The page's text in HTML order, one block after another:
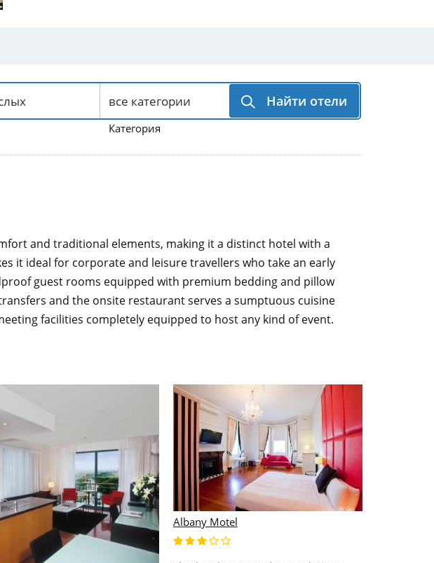
Найти отели
Категория
and traditional elements, making it a distinct hotel with a
it ideal for corporate and leisure travellers who take an early
guest rooms equipped with premium bedding and pillow
and the onsite restaurant serves a sumptuous cuisine
facilities completely equipped to host any kind of event.
Albany Motel